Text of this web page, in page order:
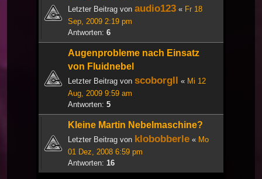
Letzter Beitrag von audio123 « Fr 18
Sep, 2009 2:19 pm
Antworten: 6
Augenprobleme nach Einsatz
von Fluidnebel
Letzter Beitrag von scoborgll « Mi 12
Aug, 2009 9:59 am
Antworten: 5
Kleine Martin Nebelmaschine?
Letzter Beitrag von klobobberle « Mo
01 Dez, 2008 6:59 pm
Antworten: 16